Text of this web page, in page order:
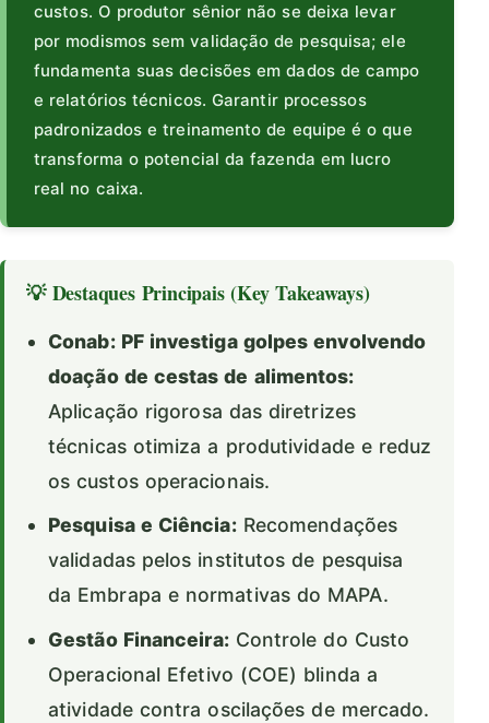
custos. O produtor sênior não se deixa levar
por modismos sem validação de pesquisa; ele
fundamenta suas decisões em dados de campo
e relatórios técnicos. Garantir processos
padronizados e treinamento de equipe é o que
transforma o potencial da fazenda em lucro
real no caixa.
💡 Destaques Principais (Key Takeaways)
Conab: PF investiga golpes envolvendo
doação de cestas de alimentos:
Aplicação rigorosa das diretrizes
técnicas otimiza a produtividade e reduz
os custos operacionais.
Pesquisa e Ciência:Recomendações
validadas pelos institutos de pesquisa
da Embrapa e normativas do MAPA.
Gestão Financeira:Controle do Custo
Operacional Efetivo (COE) blinda a
atividade contra oscilações de mercado.